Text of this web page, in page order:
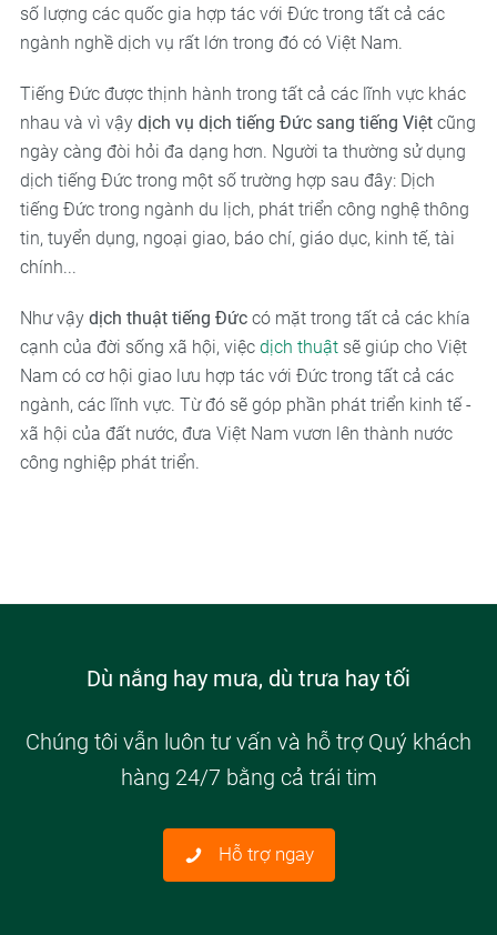
số lượng các quốc gia hợp tác với Đức trong tất cả các
ngành nghề dịch vụ rất lớn trong đó có Việt Nam.
Tiếng Đức được thịnh hành trong tất cả các lĩnh vực khác
nhau và vì vậy dịch vụ dịch tiếng Đức sang tiếng Việtcũng
ngày càng đòi hỏi đa dạng hơn. Người ta thường sử dụng
dịch tiếng Đức trong một số trường hợp sau đây: Dịch
tiếng Đức trong ngành du lịch, phát triển công nghệ thông
tin, tuyển dụng, ngoại giao, báo chí, giáo dục, kinh tế, tài
chính...
Như vậy dịch thuật tiếng Đứccó mặt trong tất cả các khía
cạnh của đời sống xã hội, việc dịch thuậtsẽ giúp cho Việt
Nam có cơ hội giao lưu hợp tác với Đức trong tất cả các
ngành, các lĩnh vực. Từ đó sẽ góp phần phát triển kinh tế -
xã hội của đất nước, đưa Việt Nam vươn lên thành nước
công nghiệp phát triển.
Dù nắng hay mưa, dù trưa hay tối
Chúng tôi vẫn luôn tư vấn và hỗ trợ Quý khách
hàng 24/7 bằng cả trái tim
Hỗ trợ ngay